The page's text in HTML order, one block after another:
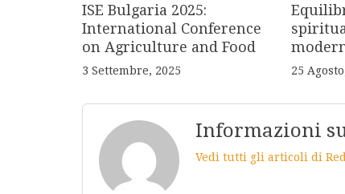
ISE Bulgaria 2025:
International Conference
on Agriculture and Food
3 Settembre, 2025 25
Informazioni
Vedi tutti gli articoli di